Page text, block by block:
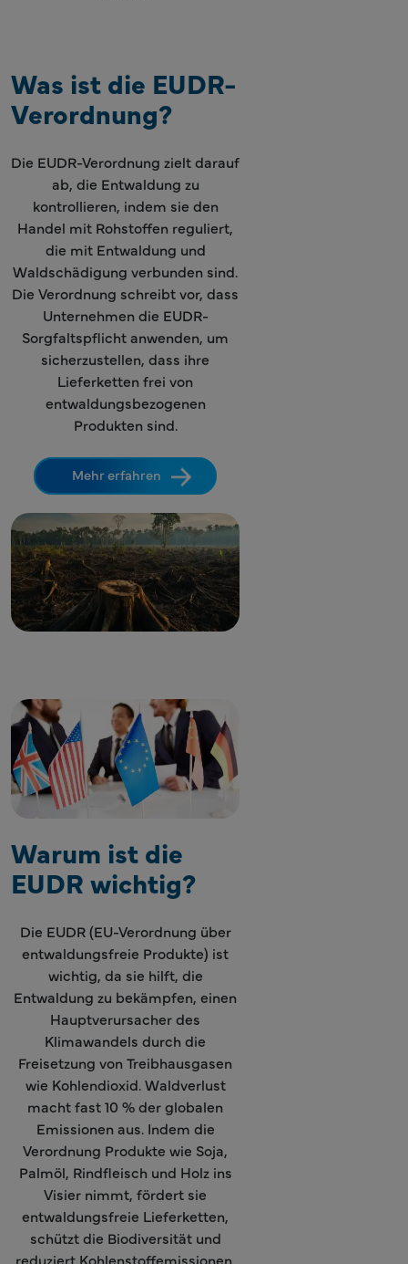
Was ist die EUDR-
Verordnung?
Die EUDR-Verordnung zielt darauf
ab, die Entwaldung zu
kontrollieren, indem sie den
Handel mit Rohstoffen reguliert,
die mit Entwaldung und
Waldschädigung verbunden sind.
Die Verordnung schreibt vor, dass
Unternehmen die EUDR-
Sorgfaltspflicht anwenden, um
sicherzustellen, dass ihre
Lieferketten frei von
entwaldungsbezogenen
Produkten sind.
Mehr erfahren
Warum ist die
EUDR wichtig?
Die EUDR (EU-Verordnung über
entwaldungsfreie Produkte) ist
wichtig, da sie hilft, die
Entwaldung zu bekämpfen, einen
Hauptverursacher des
Klimawandels durch die
Freisetzung von Treibhausgasen
wie Kohlendioxid. Waldverlust
macht fast 10 % der globalen
Emissionen aus. Indem die
Verordnung Produkte wie Soja,
Palmöl, Rindfleisch und Holz ins
Visier nimmt, fördert sie
entwaldungsfreie Lieferketten,
schützt die Biodiversität und
reduziert Kohlenstoffemissionen,